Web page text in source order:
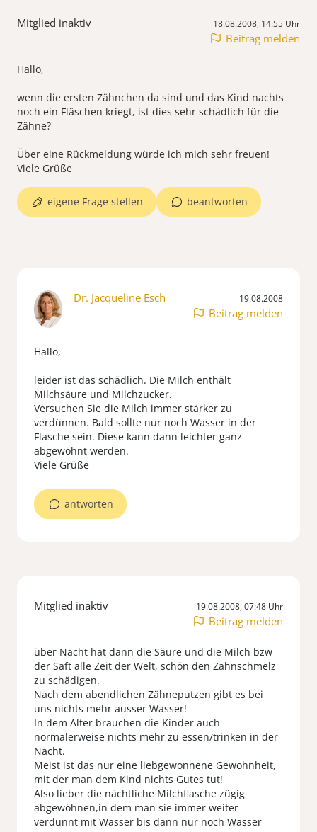
Mitglied inaktiv 18.08.2008, 14:55 Uhr
Beitrag melden
Hallo,
wenn die ersten Zähnchen da sind und das Kind nachts
noch ein Fläschen kriegt, ist dies sehr schädlich für die
Zähne?
Über eine Rückmeldung würde ich mich sehr freuen!
Viele Grüße
beantworten
eigene Frage stellen
Dr. Jacqueline Esch 19.08.2008
Beitrag melden
Hallo,
leider ist das schädlich. Die Milch enthält
Milchsäure und Milchzucker.
Versuchen Sie die Milch immer stärker zu
verdünnen. Bald sollte nur noch Wasser in der
Flasche sein. Diese kann dann leichter ganz
abgewöhnt werden.
Viele Grüße
antworten
Mitglied inaktiv 19.08.2008, 07:48 Uhr
Beitrag melden
über Nacht hat dann die Säure und die Milch bzw
der Saft alle Zeit der Welt, schön den Zahnschmelz
zu schädigen.
Nach dem abendlichen Zähneputzen gibt es bei
uns nichts mehr ausser Wasser!
In dem Alter brauchen die Kinder auch
normalerweise nichts mehr zu essen/trinken in der
Nacht.
Meist ist das nur eine liebgewonnene Gewohnheit,
mit der man dem Kind nichts Gutes tut!
Also lieber die nächtliche Milchflasche zügig
abgewöhnen,in dem man sie immer weiter
verdünnt mit Wasser bis dann nur noch Wasser